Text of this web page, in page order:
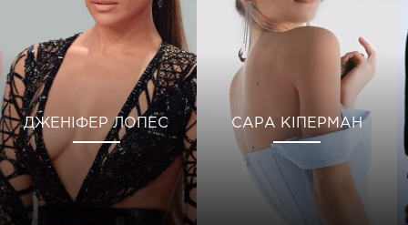
ДЖЕНІФЕР ЛОПЕС САРА КІПЕРМАН